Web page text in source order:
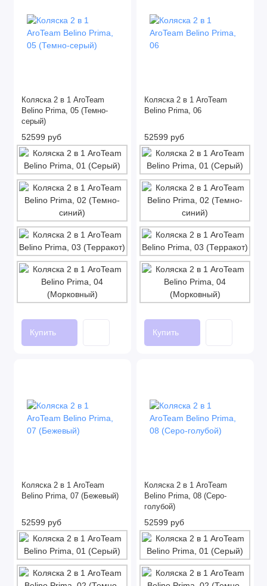
Коляска 2 в 1 AroTeam
Belino Prima, 05 (Темно-
серый)
52599 руб
Купить
Коляска 2 в 1 AroTeam
Belino Prima, 06
52599 руб
Купить
Коляска 2 в 1 AroTeam
Belino Prima, 07 (Бежевый)
52599 руб
Коляска 2 в 1 AroTeam
Belino Prima, 08 (Серо-
голубой)
52599 руб